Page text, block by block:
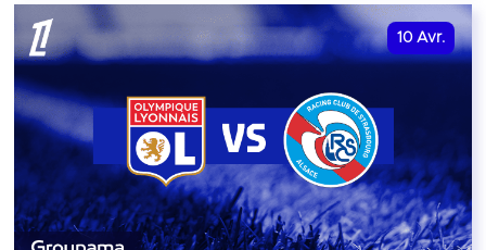
10 Avr.